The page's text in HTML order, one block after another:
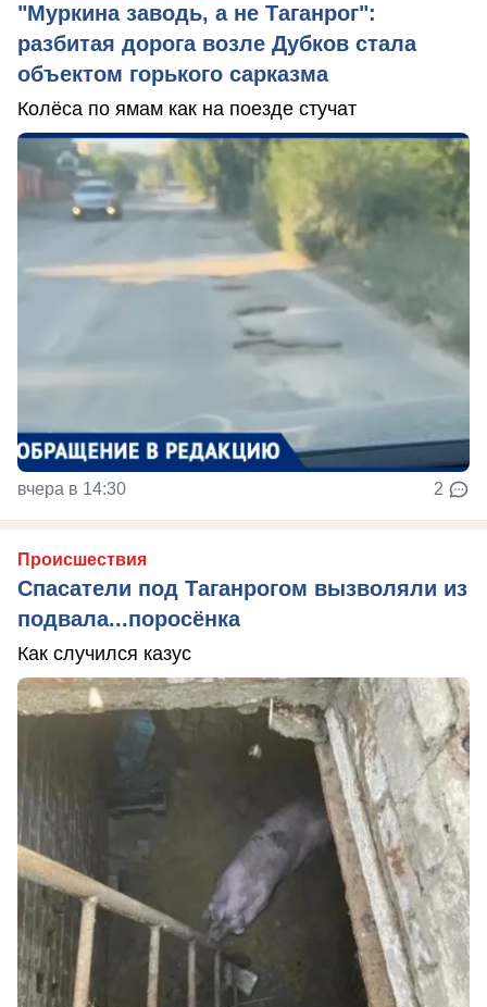
"Муркина заводь, а не Таганрог":
разбитая дорога возле Дубков стала
объектом горького сарказма
Колёса по ямам как на поезде стучат
вчера в 14:30 2
Происшествия
Спасатели под Таганрогом вызволяли из
подвала...поросёнка
Как случился казус